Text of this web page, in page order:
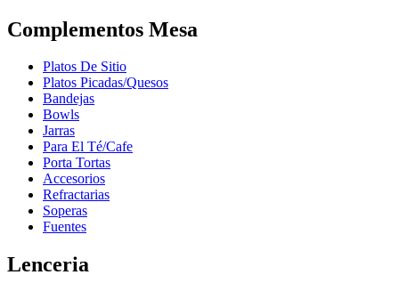
Complementos Mesa
Platos De Sitio
Platos Picadas/Quesos
Bandejas
Bowls
Jarras
Para El Té/Cafe
Porta Tortas
Accesorios
Refractarias
Soperas
Fuentes
Lenceria